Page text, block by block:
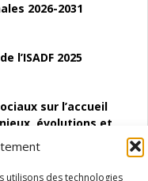
utilisons des technologies
2026-2031
l’ISADF 2025
sur l’accueil
évolutions et